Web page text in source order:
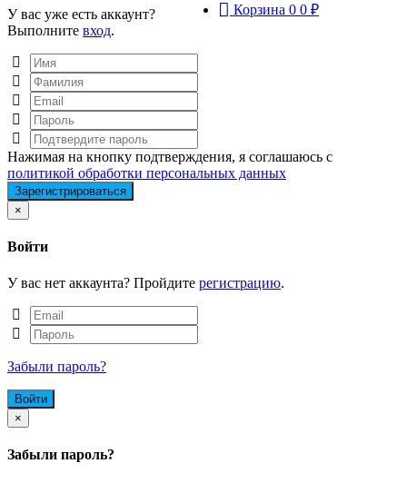
Корзина 0 0 ₽
У вас уже есть аккаунт?
Выполните вход.
Нажимая на кнопку подтверждения, я соглашаюсь с
политикой обработки персональных данных
×
Войти
У вас нет аккаунта? Пройдите регистрацию.
Забыли пароль?
×
Забыли пароль?